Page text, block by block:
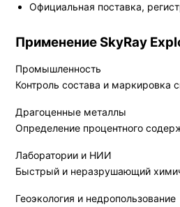
Официальная поставка,
Применение SkyRay
Промышленность
Контроль состава и маркировка
Драгоценные металлы
Определение процентного
Лаборатории и НИИ
Быстрый и неразрушающий
Геоэкология и недропользование